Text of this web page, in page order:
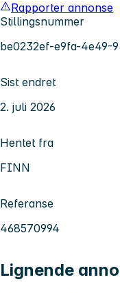
Rapporter annonse
Stillingsnummer
be0232ef-e9fa-4e49-
Sist endret
2. juli 2026
Hentet fra
FINN
Referanse
468570994
Lignende